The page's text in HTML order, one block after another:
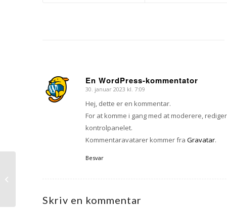
En WordPress-kommentator
siger:
30. januar 2023 kl. 7:09
Hej, dette er en kommentar.
For at komme i gang med at moderere,
kontrolpanelet.
Kommentaravatarer kommer fra Gravatar.
Besvar
Skriv en kommentar